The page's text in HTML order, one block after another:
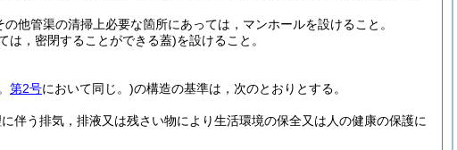
他管渠の清掃上必要な箇所にあっては，マンホールを設けること。
は，密閉することができる蓋)を設けること。
第2号において同じ。)の構造の基準は，次のとおりとする。
伴う排気，排液又は残さい物により生活環境の保全又は人の健康の保護に